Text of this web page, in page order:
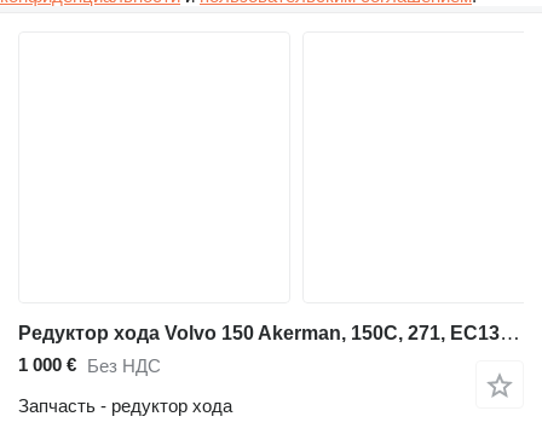
Редуктор хода Volvo 150 Akerman, 150C, 271, EC13, EC13XR, EC130, EC135, EC13XTV, EC1 14216035 для экскаватора Volvo 150 Akerman, 150C, 271, EC13, EC13XR, EC130, EC135, EC13XTV, EC14, EC140, EC140BLC, EC140BLCM, EC140LC, EC140LCM, EC150, EC150LC, EC15B, EC15C, EC15XT, EC15XR, EC15BXR, EC160, EC160BLC, EC160BNLC, EC160CL, EC160CNL, EC17, EC18, EC180BLC, EC20, EC200, EC200B, EC210B, EC210LC, EC210NLC, EC210BF, EC210BLC, EC210BNLC, EC210CL, EC210LR, EC210NL, EC235, EC235C, EC240, EC240LC, EC240LR, EC240NLC, EC240B, EC240B-LR, EC240BNLC, EC240CL, EC240C-LR, EC25, EC27, EC290, EC30, EC330, EC35, ECR38, EC360, EC360B, EC40, EC45, EC460, EC50, EC55, EC60, EC70, EC80, ECR28, ECR48, ECR58, ECR88
1 000 € Без НДС
Запчасть - редуктор хода